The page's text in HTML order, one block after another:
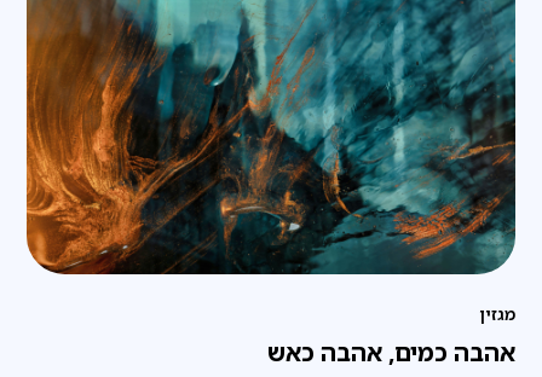
מגזין
אהבה כמים, אהבה כאש